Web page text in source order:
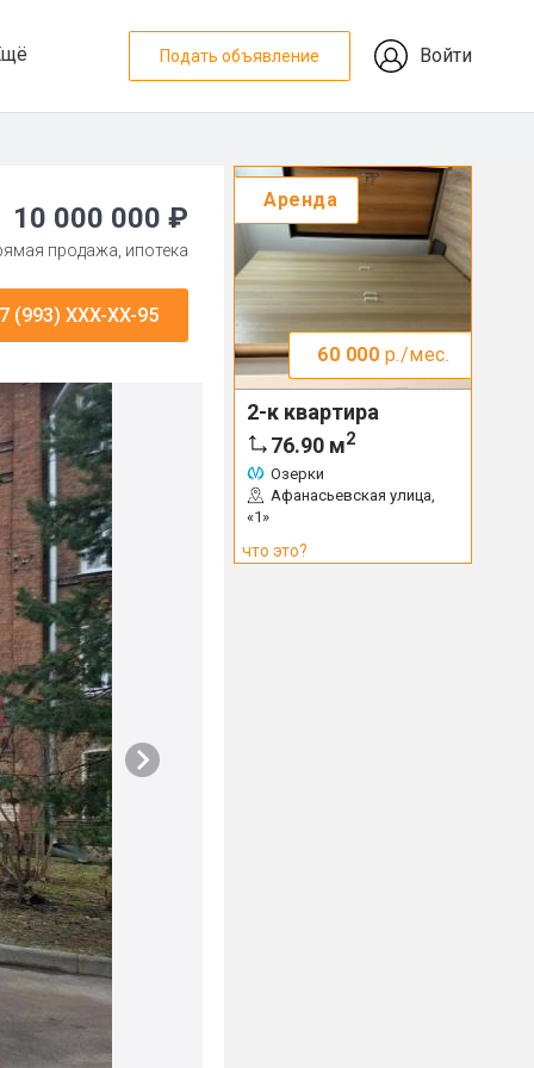
Подать объявление Войти
10 000 000 ₽
продажа, ипотека
(993) XXX-XX-95
Аренда
60 000 р./мес.
2-к квартира
76.90 м2
Озерки
Афанасьевская улица,
«1»
что это?